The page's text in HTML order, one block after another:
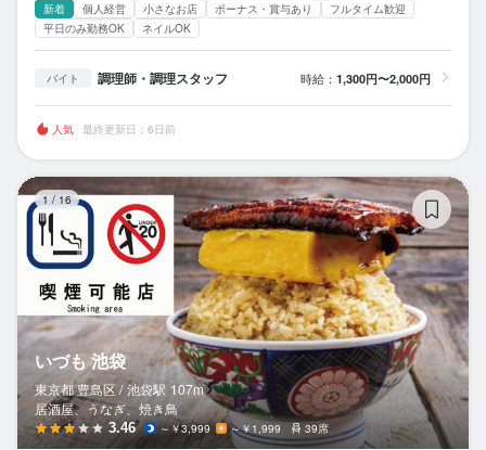
新着 個人経営 小さなお店 ボーナス・賞与あり
フルタイム歓迎
平日のみ勤務OK
ネイルOK
バイト 調理師・調理スタッフ 時給： 1,300円〜2,000円
人気 最終更新日：6日前
1 / 16
いづも 池袋
東京都 豊島区 / 池袋駅 107m
居酒屋、うなぎ、焼き鳥
3.46 ～￥3,999 ～￥1,999 39席